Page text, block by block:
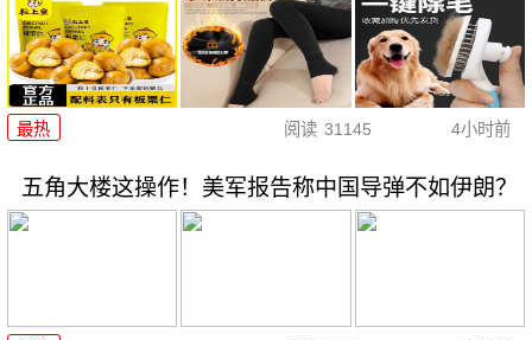
最热 阅读 31145 4小时前
五角大楼这操作！美军报告称中国导弹不如伊朗？